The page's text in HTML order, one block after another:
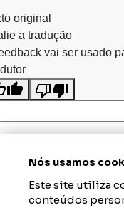
original
a tradução
vai ser usado
Nós usamos
Este site utiliza
conteúdos